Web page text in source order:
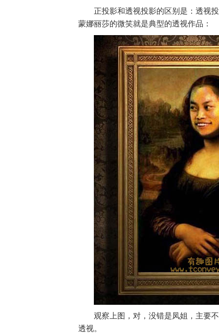
正投影和透视投影的区别是：透视
蒙娜丽莎的微笑就是典型的透视作品：
观察上图，对，没错是凤姐，主要
透视。